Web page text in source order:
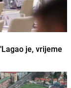
je, vrijeme